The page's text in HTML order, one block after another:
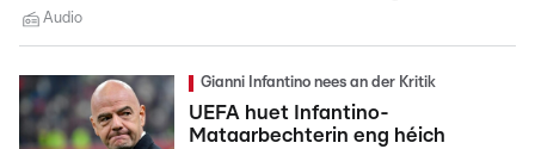
Audio
Gianni Infantino nees an der Kritik
UEFA huet Infantino-
Mataarbechterin eng héich